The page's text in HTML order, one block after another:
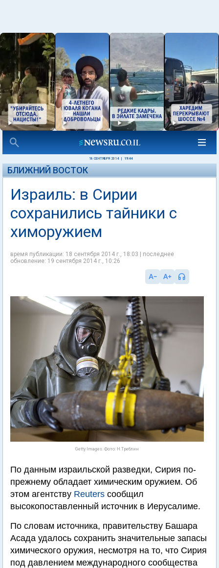
18 СЕНТЯБРЯ 2014 19:44
БЛИЖНИЙ ВОСТОК
Израиль: в Сирии
сохранились тайники с
химоружием
время публикации: 18 сентября 2014 г., 18:03 | последнее
обновление: 19 сентября 2014 г., 10:26
Getty Images. Фото: Н.Треблин
По данным израильской разведки, Сирия по-
прежнему обладает химическим оружием. Об
этом агентству Reuters сообщил
высокопоставленный источник в Иерусалиме.
По словам источника, правительству Башара
Асада удалось сохранить значительные запасы
химического оружия, несмотря на то, что Сирия
под давлением международного сообщества